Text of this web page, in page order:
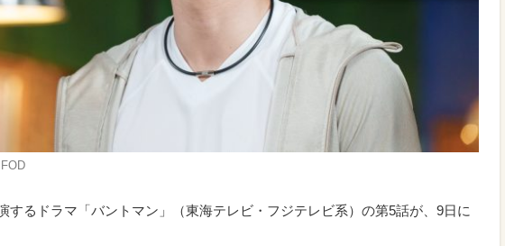
するドラマ「バントマン」（東海テレビ・フジテレビ系）の第5話が、9日に